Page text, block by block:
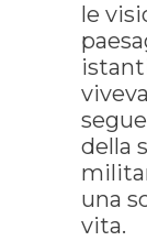
le
della
una
vita.